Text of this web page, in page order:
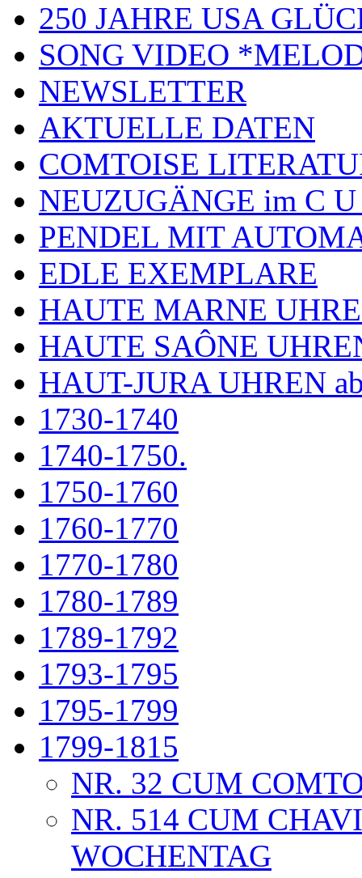
250 JAHRE USA
SONG VIDEO
NEWSLETTER
AKTUELLE DATEN
COMTOISE
NEUZUGÄNGE im C
PENDEL MIT
EDLE EXEMPLARE
HAUTE MARNE
HAUTE SAÔNE
HAUT-JURA UHREN
1730-1740
1740-1750.
1750-1760
1760-1770
1770-1780
1780-1789
1789-1792
1793-1795
1795-1799
1799-1815
NR. 32 CUM
NR. 514 CUM
WOCHENTAG